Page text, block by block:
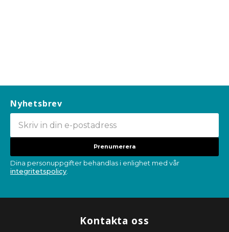
Nyhetsbrev
Prenumerera
Dina personuppgifter behandlas i enlighet med vår
integritetspolicy.
Kontakta oss